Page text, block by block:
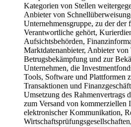
Kategorien von Stellen
Anbieter von
Unternehmensgruppe, zu der der
Verantwortliche gehört,
Aufsichtsbehörden,
Marktdatenanbieter, Anbieter von
Betrugsbekämpfung und zur
Unternehmen, die
Tools, Software und Plattformen
Transaktionen und
Umsetzung des Rahmenvertrags
zum Versand von kommerziellen
elektronischer Kommunikation,